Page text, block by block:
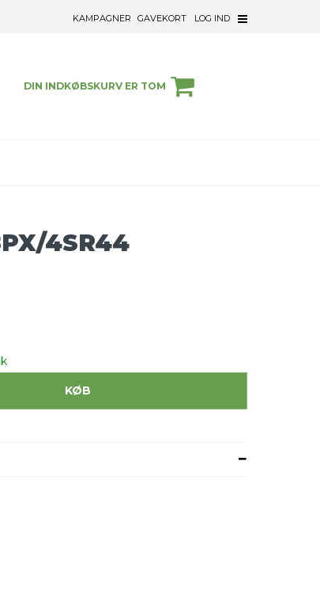
KAMPAGNER GAVEKORT LOG IND
DIN INDKØBSKURV ER TOM
4SR44
KØB